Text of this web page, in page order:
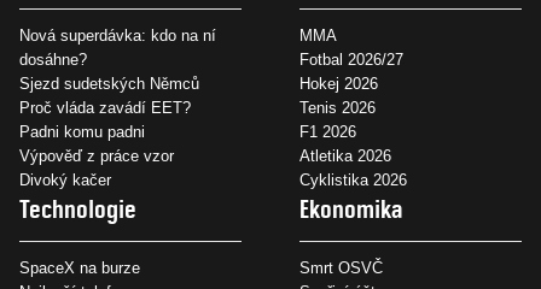
Nová superdávka: kdo na ní
dosáhne?
Sjezd sudetských Němců
Proč vláda zavádí EET?
Padni komu padni
Výpověď z práce vzor
Divoký kačer
MMA
Fotbal 2026/27
Hokej 2026
Tenis 2026
F1 2026
Atletika 2026
Cyklistika 2026
Technologie
SpaceX na burze
Ekonomika
Smrt OSVČ